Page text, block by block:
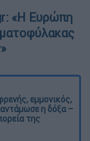
«Η Ευρώπη
εμμονικός,
η δόξα –
της